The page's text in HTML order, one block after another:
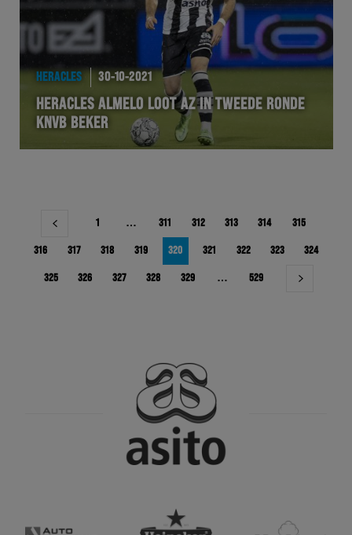
HERACLES 30-10-2021
HERACLES ALMELO LOOT AZ IN TWEEDE RONDE
KNVB BEKER
Berichtnavigatie
1 … 311 312 313 314 315
316 317 318 319 320 321 322 323 324
325 326 327 328 329 … 529